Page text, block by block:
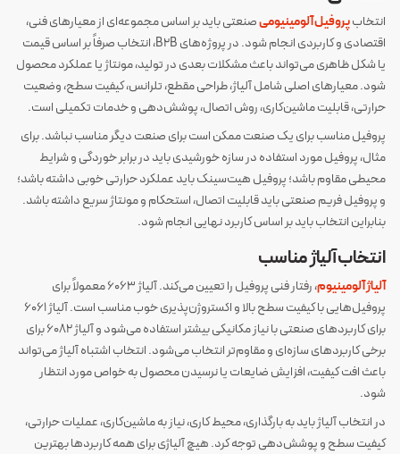
انتخابپروفیل آلومینیومیصنعتی باید بر اساس مجموعه‌ای از معیارهای فنی،
اقتصادی و کاربردی انجام شود. در پروژه‌های B2B، انتخاب صرفاً بر اساس قیمت
یا شکل ظاهری می‌تواند باعث مشکلات بعدی در تولید، مونتاژ یا عملکرد محصول
شود. معیارهای اصلی شامل آلیاژ، طراحی مقطع، تلرانس، کیفیت سطح، وضعیت
حرارتی، قابلیت ماشین‌کاری، روش اتصال، پوشش‌دهی و خدمات تکمیلی است.
پروفیل مناسب برای یک صنعت ممکن است برای صنعت دیگر مناسب نباشد. برای
مثال، پروفیل مورد استفاده در سازه خورشیدی باید در برابر خوردگی و شرایط
محیطی مقاوم باشد؛ پروفیل هیت‌سینک باید عملکرد حرارتی خوبی داشته باشد؛
و پروفیل فریم صنعتی باید قابلیت اتصال، استحکام و مونتاژ سریع داشته باشد.
بنابراین انتخاب باید بر اساس کاربرد نهایی انجام شود.
انتخاب آلیاژ مناسب
آلیاژ آلومینیوم
، رفتار فنی پروفیل را تعیین می‌کند. آلیاژ 6063 معمولاً برای
پروفیل‌هایی با کیفیت سطح بالا و اکستروژن‌پذیری خوب مناسب است. آلیاژ 6061
برای کاربردهای صنعتی با نیاز مکانیکی بیشتر استفاده می‌شود و آلیاژ 6082 برای
برخی کاربردهای سازه‌ای و مقاوم‌تر انتخاب می‌شود. انتخاب اشتباه آلیاژ می‌تواند
باعث افت کیفیت، افزایش ضایعات یا نرسیدن محصول به خواص مورد انتظار
شود.
در انتخاب آلیاژ باید به بارگذاری، محیط کاری، نیاز به ماشین‌کاری، عملیات حرارتی،
کیفیت سطح و پوشش‌دهی توجه کرد. هیچ آلیاژی برای همه کاربردها بهترین